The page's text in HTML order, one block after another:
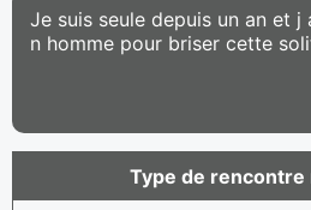
Je suis seule depuis un an et j
n homme pour briser cette
Type de